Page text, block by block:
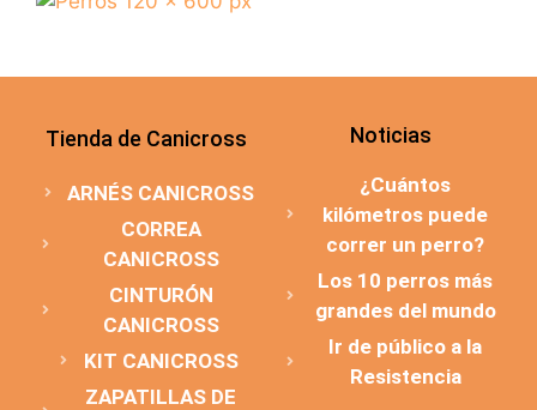
Tienda de Canicross
ARNÉS CANICROSS
CORREA
CANICROSS
CINTURÓN
CANICROSS
KIT CANICROSS
ZAPATILLAS DE
Noticias
¿Cuántos
kilómetros puede
correr un perro?
Los 10 perros más
grandes del mundo
Ir de público a la
Resistencia